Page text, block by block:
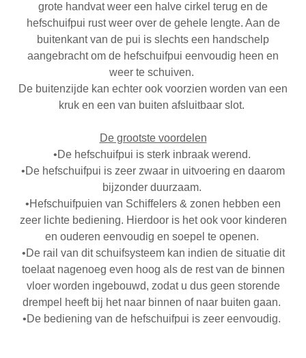
grote handvat weer een halve cirkel terug en de
hefschuifpui rust weer over de gehele lengte. Aan de
buitenkant van de pui is slechts een handschelp
aangebracht om de hefschuifpui eenvoudig heen en
weer te schuiven.
De buitenzijde kan echter ook voorzien worden van een
kruk en een van buiten afsluitbaar slot.
De grootste voordelen
•De hefschuifpui is sterk inbraak werend.
•De hefschuifpui is zeer zwaar in uitvoering en daarom
bijzonder duurzaam.
•Hefschuifpuien van Schiffelers & zonen hebben een
zeer lichte bediening. Hierdoor is het ook voor kinderen
en ouderen eenvoudig en soepel te openen.
•De rail van dit schuifsysteem kan indien de situatie dit
toelaat nagenoeg even hoog als de rest van de binnen
vloer worden ingebouwd, zodat u dus geen storende
drempel heeft bij het naar binnen of naar buiten gaan.
•De bediening van de hefschuifpui is zeer eenvoudig.